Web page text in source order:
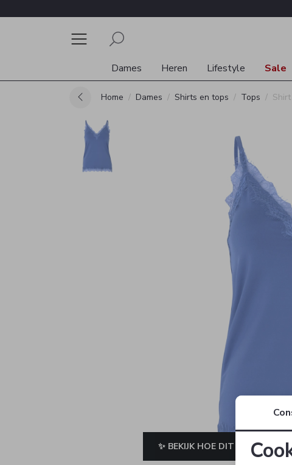
Dames Heren Lifestyle Sale
Home Dames Shirts en tops Tops Shirt
✨ BEKIJK HOE DIT JE STAAT